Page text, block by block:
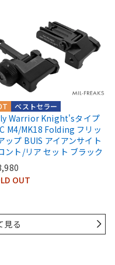
ベストセラー
Warrior Knight'sタイプ
M4/MK18 Folding フリッ
ップ BUIS アイアンサイト
ント/リア セット ブラック
OUT
見る